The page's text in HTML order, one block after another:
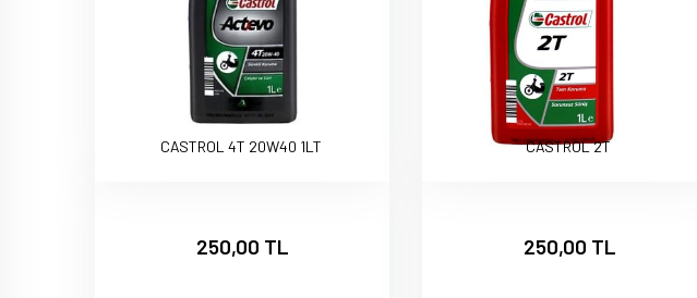
CASTROL 4T 20W40 1LT
250,00 TL
CASTROL 2T
250,00 TL